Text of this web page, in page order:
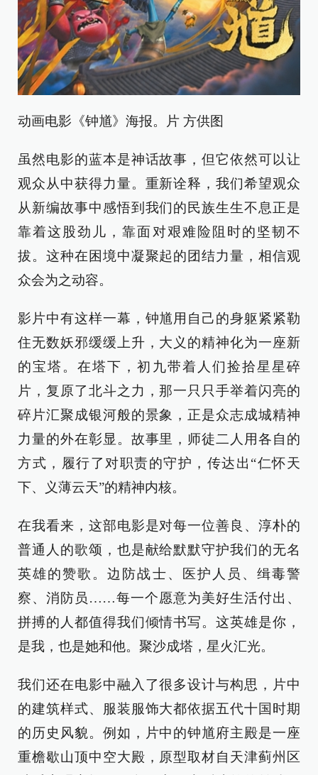
动画电影《钟馗》海报。片 方供图
虽然电影的蓝本是神话故事，但它依然可以让
观众从中获得力量。重新诠释，我们希望观众
从新编故事中感悟到我们的民族生生不息正是
靠着这股劲儿，靠面对艰难险阻时的坚韧不
拔。这种在困境中凝聚起的团结力量，相信观
众会为之动容。
影片中有这样一幕，钟馗用自己的身躯紧紧勒
住无数妖邪缓缓上升，大义的精神化为一座新
的宝塔。在塔下，初九带着人们捡拾星星碎
片，复原了北斗之力，那一只只手举着闪亮的
碎片汇聚成银河般的景象，正是众志成城精神
力量的外在彰显。故事里，师徒二人用各自的
方式，履行了对职责的守护，传达出“仁怀天
下、义薄云天”的精神内核。
在我看来，这部电影是对每一位善良、淳朴的
普通人的歌颂，也是献给默默守护我们的无名
英雄的赞歌。边防战士、医护人员、缉毒警
察、消防员……每一个愿意为美好生活付出、
拼搏的人都值得我们倾情书写。这英雄是你，
是我，也是她和他。聚沙成塔，星火汇光。
我们还在电影中融入了很多设计与构思，片中
的建筑样式、服装服饰大都依据五代十国时期
的历史风貌。例如，片中的钟馗府主殿是一座
重檐歇山顶中空大殿，原型取材自天津蓟州区